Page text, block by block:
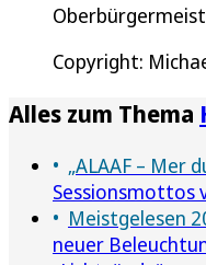
Copyright:
Alles zum Thema
„ALAAF – Mer
Sessionsmottos
Meistgelesen
neuer